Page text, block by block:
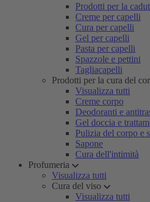
Prodotti per la
Creme per capelli
Cura per capelli
Gel per capelli
Pasta per capelli
Spazzole e pettini
Tagliacapelli
Prodotti per la cura del
Visualizza tutti
Creme corpo
Deodoranti e
Gel doccia e
Pulizia del corpo e
Sapone
Cura dell'intimità
Profumeria
Visualizza tutti
Cura del viso
Visualizza tutti